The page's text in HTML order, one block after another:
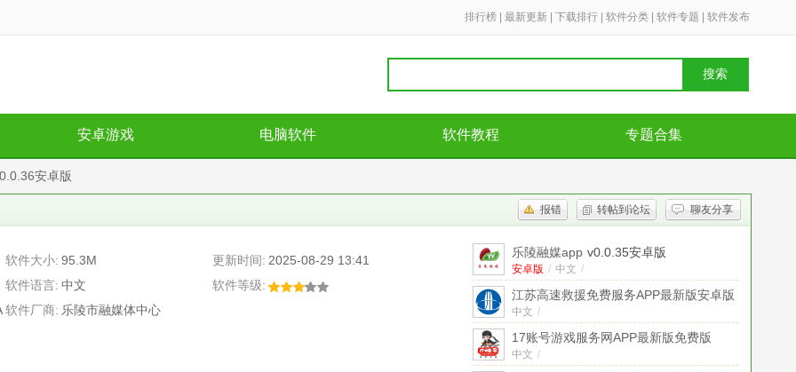
排行榜 最新更新 下载排行 软件分类 软件专题 软件发布
搜索
安卓游戏 电脑软件 软件教程 专题合集
安卓版
报错 转帖到论坛 聊友分享
软件大小: 95.3M 更新时间: 2025-08-29 13:41
软件语言: 中文
软件等级:
软件厂商: 乐陵市融媒体中心
乐陵融媒app v0.0.35安卓版
安卓版 / 中文 /
江苏高速救援免费服务APP最新版安卓版
v6.2.20手机版
中文 /
17账号游戏服务网APP最新版免费版
v1.0.2手机版
中文 /